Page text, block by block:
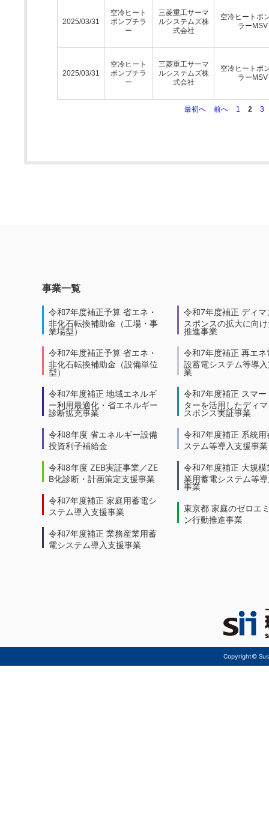
2025/03/31
空冷ヒート
ポンプチラ
ー
三菱重工サーマ
ルシステムズ株
式会社
空冷ヒートポ
ラーMSV
2025/03/31
空冷ヒート
ポンプチラ
ー
三菱重工サーマ
ルシステムズ株
式会社
空冷ヒートポ
ラーMSV
最初へ 前へ 1 2 3
事業一覧
令和7年度補正予算 省エネ・
非化石転換補助金（工場・事
業場型）
令和7年度補正予算 省エネ・
非化石転換補助金（設備単位
型）
令和7年度補正 地域エネルギ
ー利用最適化・省エネルギー
診断拡充事業
令和8年度 省エネルギー設備
投資利子補給金
令和8年度 ZEB実証事業／ZE
B化診断・計画策定支援事業
令和7年度補正 家庭用蓄電シ
ステム導入支援事業
令和7年度補正 業務産業用蓄
電システム導入支援事業
令和7年度補正 ディマ
スポンスの拡大に向
推進事業
令和7年度補正 再エネ
設蓄電システム等導
業
令和7年度補正 スマー
ターを活用したディ
スポンス実証事業
令和7年度補正 系統用
ステム等導入支援事業
令和7年度補正 大規模
業用蓄電システム等
事業
東京都 家庭のゼロエ
ン行動推進事業
Copyright©